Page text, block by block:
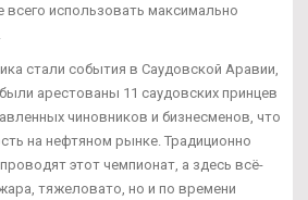
использовать максимально
стали события в Саудовской Аравии,
арестованы 11 саудовских принцев
чиновников и бизнесменов, что
на нефтяном рынке. Традиционно
этот чемпионат, а здесь всё-
тяжеловато, но и по времени